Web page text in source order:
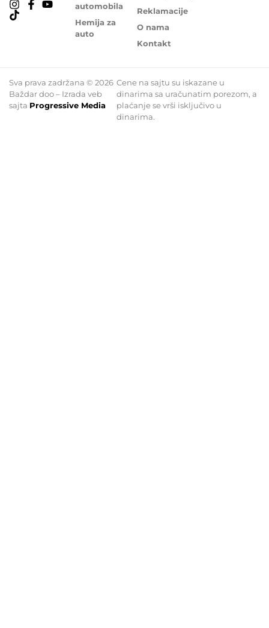
automobila
Hemija za
auto
Reklamacije
O nama
Kontakt
Sva prava zadržana © 2026
Baždar doo – Izrada veb
sajta Progressive Media
Cene na sajtu su iskazane u
dinarima sa uračunatim porezom, a
plaćanje se vrši isključivo u
dinarima.